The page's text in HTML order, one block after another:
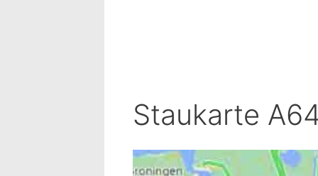
Staukarte